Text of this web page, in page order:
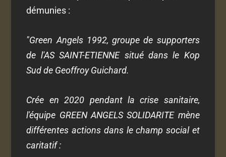
démunies :
"Green Angels 1992, groupe de supporters
de l'AS SAINT-ETIENNE situé dans le Kop
Sud de Geoffroy Guichard.
Crée en 2020 pendant la crise sanitaire,
l'équipe GREEN ANGELS SOLIDARITE mène
différentes actions dans le champ social et
caritatif :